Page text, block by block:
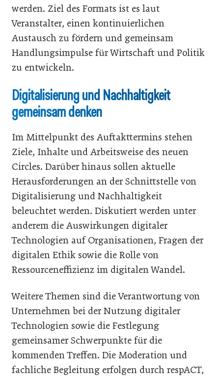
werden. Ziel des Formats ist es laut
Veranstalter, einen kontinuierlichen
Austausch zu fördern und gemeinsam
Handlungsimpulse für Wirtschaft und Politik
zu entwickeln.
Digitalisierung und Nachhaltigkeit
gemeinsam denken
Im Mittelpunkt des Auftakttermins stehen
Ziele, Inhalte und Arbeitsweise des neuen
Circles. Darüber hinaus sollen aktuelle
Herausforderungen an der Schnittstelle von
Digitalisierung und Nachhaltigkeit
beleuchtet werden. Diskutiert werden unter
anderem die Auswirkungen digitaler
Technologien auf Organisationen, Fragen der
digitalen Ethik sowie die Rolle von
Ressourceneffizienz im digitalen Wandel.
Weitere Themen sind die Verantwortung von
Unternehmen bei der Nutzung digitaler
Technologien sowie die Festlegung
gemeinsamer Schwerpunkte für die
kommenden Treffen. Die Moderation und
fachliche Begleitung erfolgen durch respACT,